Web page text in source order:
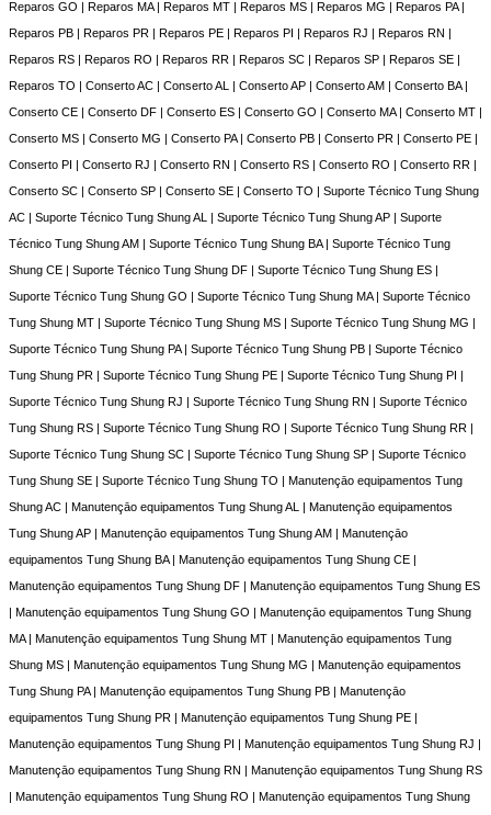
Reparos GO | Reparos MA | Reparos MT | Reparos MS | Reparos MG | Reparos PA |
Reparos PB | Reparos PR | Reparos PE | Reparos PI | Reparos RJ | Reparos RN |
Reparos RS | Reparos RO | Reparos RR | Reparos SC | Reparos SP | Reparos SE |
Reparos TO | Conserto AC | Conserto AL | Conserto AP | Conserto AM | Conserto BA |
Conserto CE | Conserto DF | Conserto ES | Conserto GO | Conserto MA | Conserto MT |
Conserto MS | Conserto MG | Conserto PA | Conserto PB | Conserto PR | Conserto PE |
Conserto PI | Conserto RJ | Conserto RN | Conserto RS | Conserto RO | Conserto RR |
Conserto SC | Conserto SP | Conserto SE | Conserto TO | Suporte Técnico Tung Shung
AC | Suporte Técnico Tung Shung AL | Suporte Técnico Tung Shung AP | Suporte
Técnico Tung Shung AM | Suporte Técnico Tung Shung BA | Suporte Técnico Tung
Shung CE | Suporte Técnico Tung Shung DF | Suporte Técnico Tung Shung ES |
Suporte Técnico Tung Shung GO | Suporte Técnico Tung Shung MA | Suporte Técnico
Tung Shung MT | Suporte Técnico Tung Shung MS | Suporte Técnico Tung Shung MG |
Suporte Técnico Tung Shung PA | Suporte Técnico Tung Shung PB | Suporte Técnico
Tung Shung PR | Suporte Técnico Tung Shung PE | Suporte Técnico Tung Shung PI |
Suporte Técnico Tung Shung RJ | Suporte Técnico Tung Shung RN | Suporte Técnico
Tung Shung RS | Suporte Técnico Tung Shung RO | Suporte Técnico Tung Shung RR |
Suporte Técnico Tung Shung SC | Suporte Técnico Tung Shung SP | Suporte Técnico
Tung Shung SE | Suporte Técnico Tung Shung TO | Manutençāo equipamentos Tung
Shung AC | Manutençāo equipamentos Tung Shung AL | Manutençāo equipamentos
Tung Shung AP | Manutençāo equipamentos Tung Shung AM | Manutençāo
equipamentos Tung Shung BA | Manutençāo equipamentos Tung Shung CE |
Manutençāo equipamentos Tung Shung DF | Manutençāo equipamentos Tung Shung ES
| Manutençāo equipamentos Tung Shung GO | Manutençāo equipamentos Tung Shung
MA | Manutençāo equipamentos Tung Shung MT | Manutençāo equipamentos Tung
Shung MS | Manutençāo equipamentos Tung Shung MG | Manutençāo equipamentos
Tung Shung PA | Manutençāo equipamentos Tung Shung PB | Manutençāo
equipamentos Tung Shung PR | Manutençāo equipamentos Tung Shung PE |
Manutençāo equipamentos Tung Shung PI | Manutençāo equipamentos Tung Shung RJ |
Manutençāo equipamentos Tung Shung RN | Manutençāo equipamentos Tung Shung RS
| Manutençāo equipamentos Tung Shung RO | Manutençāo equipamentos Tung Shung